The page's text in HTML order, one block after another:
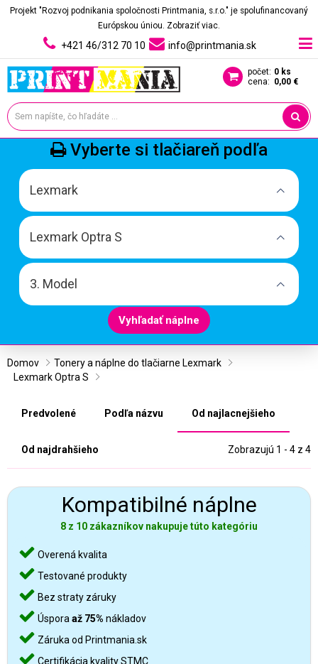
Projekt "Rozvoj podnikania spoločnosti Printmania, s.r.o." je spolufinancovaný
Európskou úniou. Zobraziť viac.
+421 46/312 70 10 info@printmania.sk
počet: 0 ks
cena: 0,00 €
Vyberte si tlačiareň podľa
Lexmark
Lexmark Optra S
3. Model
Vyhľadať náplne
Domov
Tonery a náplne do tlačiarne Lexmark
Lexmark Optra S
Predvolené Podľa názvu Od najlacnejšieho
Od najdrahšieho Zobrazujú 1 - 4 z 4
Kompatibilné náplne
8 z 10 zákazníkov nakupuje túto kategóriu
Overená kvalita
Testované produkty
Bez straty záruky
Úspora až 75% nákladov
Záruka od Printmania.sk
Certifikácia kvality STMC